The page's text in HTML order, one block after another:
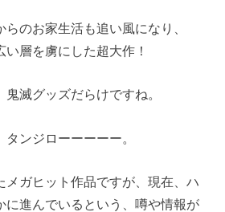
のお家生活も追い風になり、
層を虜にした超大作！
滅グッズだらけですね。
ンジローーーーー。
メガヒット作品ですが、現在、ハ
に進んでいるという、噂や情報が